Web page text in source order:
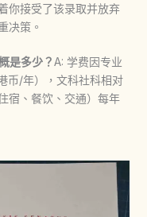
你接受了该录取并放弃
决策。
是多少？A: 学费因专业
币/年），文科社科相对
宿、餐饮、交通）每年